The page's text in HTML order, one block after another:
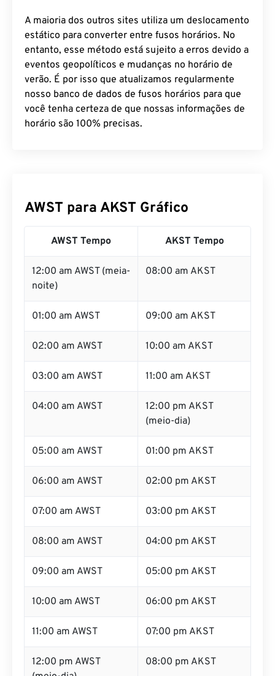
A maioria dos outros sites utiliza um deslocamento
estático para converter entre fusos horários. No
entanto, esse método está sujeito a erros devido a
eventos geopolíticos e mudanças no horário de
verão. É por isso que atualizamos regularmente
nosso banco de dados de fusos horários para que
você tenha certeza de que nossas informações de
horário são 100% precisas.
AWST para AKST Gráfico
AWST Tempo AKST Tempo
12:00 am AWST (meia-
noite)
08:00 am AKST
01:00 am AWST 09:00 am AKST
02:00 am AWST 10:00 am AKST
03:00 am AWST 11:00 am AKST
04:00 am AWST
12:00 pm AKST
(meio-dia)
05:00 am AWST 01:00 pm AKST
06:00 am AWST 02:00 pm AKST
07:00 am AWST 03:00 pm AKST
08:00 am AWST 04:00 pm AKST
09:00 am AWST 05:00 pm AKST
10:00 am AWST 06:00 pm AKST
11:00 am AWST 07:00 pm AKST
12:00 pm AWST
08:00 pm AKST